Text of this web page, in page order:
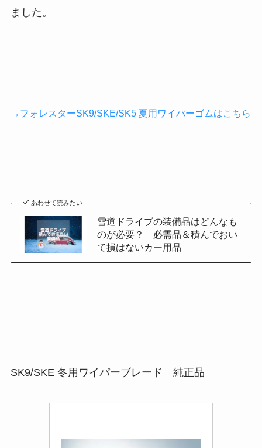
ました。
→フォレスターSK9/SKE/SK5 夏用ワイパーゴムはこちら
あわせて読みたい
雪道ドライブの装備品はどんなも
のが必要？ 必需品＆積んでおい
て損はないカー用品
SK9/SKE 冬用ワイパーブレード 純正品